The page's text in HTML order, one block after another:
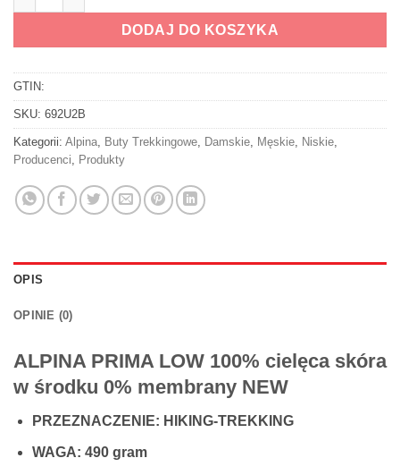
DODAJ DO KOSZYKA
GTIN:
SKU: 692U2B
Kategorii: Alpina, Buty Trekkingowe, Damskie, Męskie, Niskie,
Producenci, Produkty
OPIS
OPINIE (0)
ALPINA PRIMA LOW 100% cielęca skóra
w środku 0% membrany NEW
PRZEZNACZENIE: HIKING-TREKKING
WAGA: 490 gram